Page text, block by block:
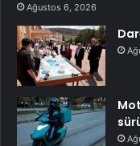
Ağustos 6, 2026